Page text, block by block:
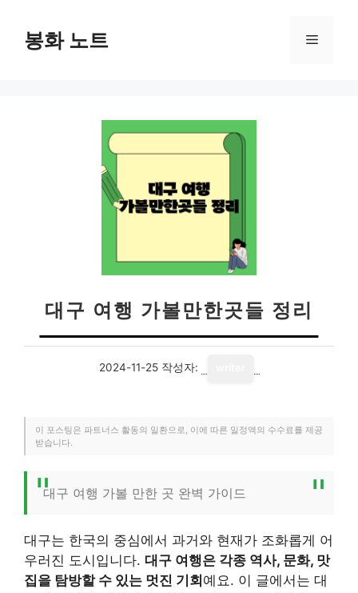
봉화 노트 메
대구 여행 가볼만한곳들 정리
2024-11-25 작성자:
이 포스팅은 파트너스 활동의 일환으로, 이에 따른 일정액의 수수료를 제공
받습니다.
대구 여행 가볼 만한 곳 완벽 가이드
대구는 한국의 중심에서 과거와 현재가 조화롭게 어
우러진 도시입니다. 대구 여행은 각종 역사, 문화, 맛
집을 탐방할 수 있는 멋진 기회 예요. 이 글에서는 대